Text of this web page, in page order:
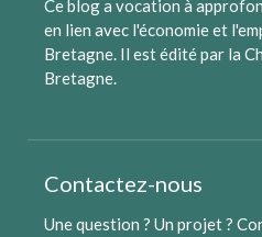
Ce blog a vocation à
en lien avec l'économie et
Bretagne. Il est édité par la
Bretagne.
Contactez-nous
Une question ? Un projet ?